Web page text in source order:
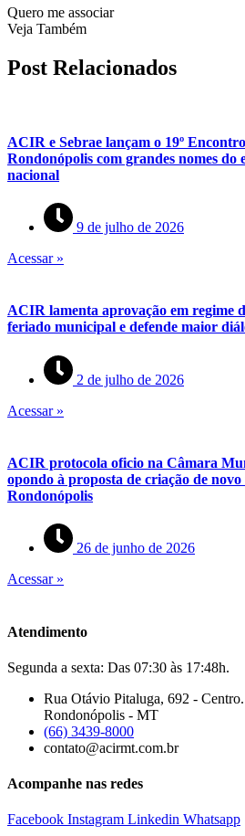
Quero me associar
Veja Também
Post Relacionados
ACIR e Sebrae lançam o 19º
Rondonópolis com grandes nomes do
nacional
9 de julho de 2026
Acessar »
ACIR lamenta aprovação em regime
feriado municipal e defende maior
2 de julho de 2026
Acessar »
ACIR protocola oficio na Câmara
opondo à proposta de criação de
Rondonópolis
26 de junho de 2026
Acessar »
Atendimento
Segunda a sexta: Das 07:30 às 17:48h.
Rua Otávio Pitaluga, 692 -
Rondonópolis - MT
(66) 3439-8000
contato@acirmt.com.br
Acompanhe nas redes
Facebook Instagram Linkedin Whatsapp